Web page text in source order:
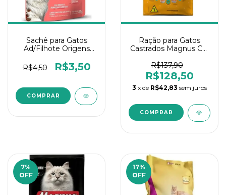
Sachê para Gatos
Ad/Filhote Origens
R$4,50
R$3,50
Ração para Gatos
Castrados Magnus Cat
R$137,90
R$128,50
3 x de R$42,83 sem juros
7%
OFF
17%
OFF